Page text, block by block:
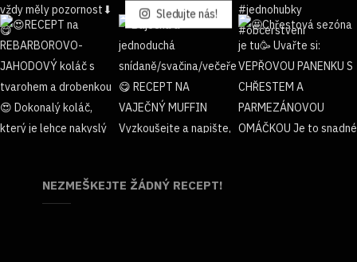
Sledujte nás!
NEZMEŠKEJTE ŽÁDNÝ RECEPT!